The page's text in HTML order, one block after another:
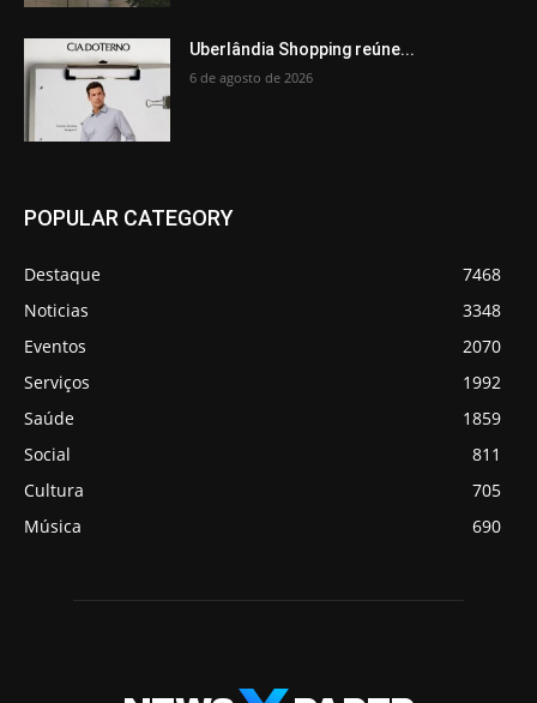
Uberlândia Shopping reúne...
6 de agosto de 2026
POPULAR CATEGORY
Destaque
7468
Noticias
3348
Eventos
2070
Serviços
1992
Saúde
1859
Social
811
Cultura
705
Música
690